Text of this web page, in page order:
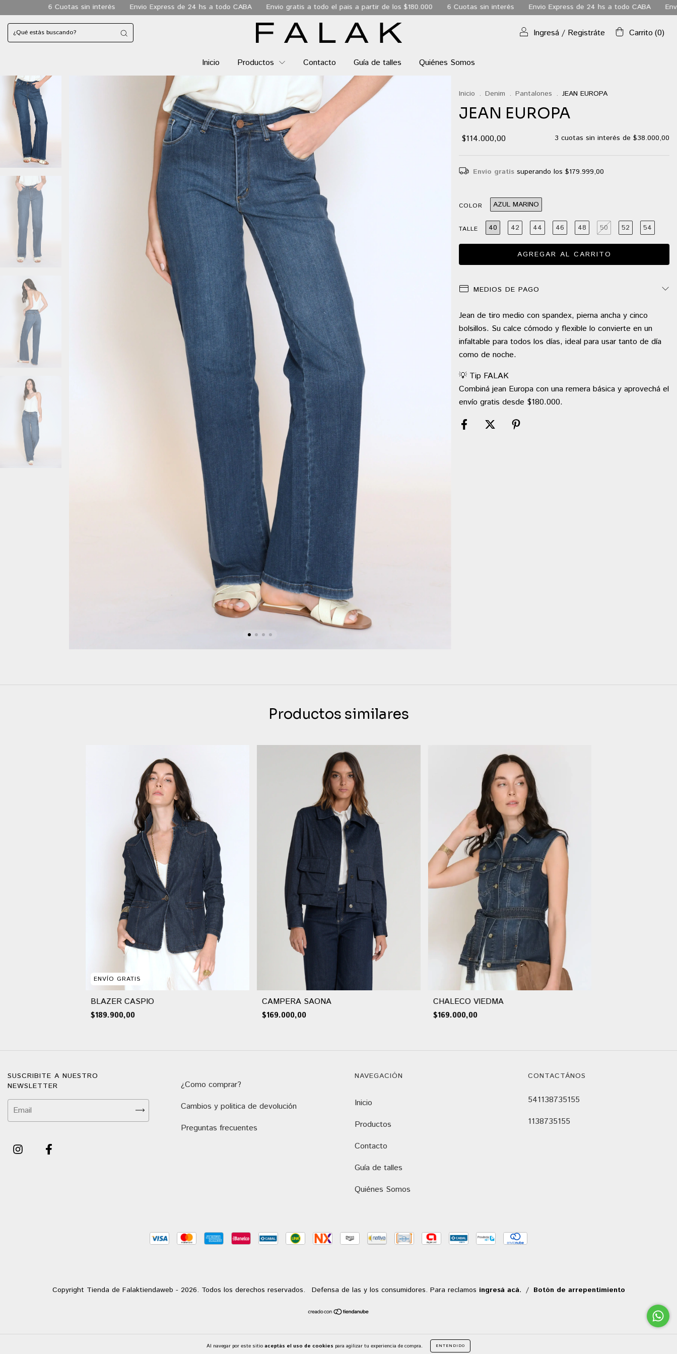
sin interés Envio Express de 24 hs a todo CABA Envio gratis a todo el pais a partir de los $180.000 6 Cuotas sin interés Envio Express de 24 hs a todo CABA Envio gratis a todo el
Ingresá / Registráte Carrito (0)
Inicio Productos Contacto Guía de talles Quiénes Somos
Al navegar por este sitio aceptás el uso de cookies para agilizar tu experiencia de compra. ENTENDIDO
Inicio . Denim . Pantalones . JEAN EUROPA
JEAN EUROPA
$114.000,00 3 cuotas sin interés de $38.000,00
Envío gratis superando los $179.999,00
COLOR AZUL MARINO
TALLE 40 42 44 46 48 50 52 54
MEDIOS DE PAGO
Jean de tiro medio con spandex, pierna ancha y cinco
bolsillos. Su calce cómodo y flexible lo convierte en un
infaltable para todos los días, ideal para usar tanto de día
como de noche.
💡 Tip FALAK
Combiná jean Europa con una remera básica y aprovechá el
envío gratis desde $180.000.
Productos similares
ENVÍO GRATIS
BLAZER CASPIO
$189.900,00
CAMPERA SAONA
$169.000,00
CHALECO VIEDMA
$169.000,00
SUSCRIBITE A NUESTRO
NEWSLETTER
¿Como comprar?
Cambios y politica de devolución
Preguntas frecuentes
NAVEGACIÓN
Inicio
Productos
Contacto
Guía de talles
Quiénes Somos
CONTACTÁNOS
541138735155
1138735155
Copyright Tienda de Falaktiendaweb - 2026. Todos los derechos reservados. Defensa de las y los consumidores. Para reclamos ingresá acá. / Botón de arrepentimiento